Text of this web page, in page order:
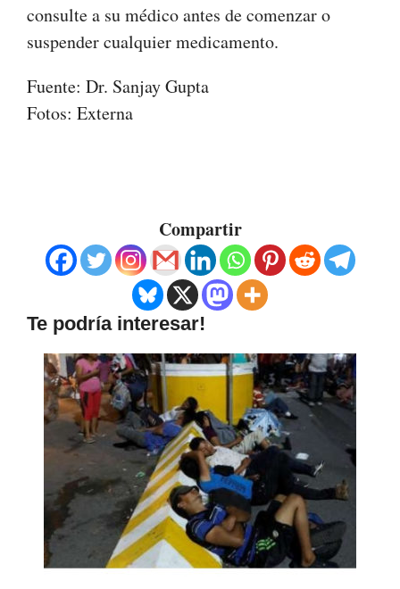
consulte a su médico antes de comenzar o
suspender cualquier medicamento.
Fuente: Dr. Sanjay Gupta
Fotos: Externa
Compartir
Te podría interesar!